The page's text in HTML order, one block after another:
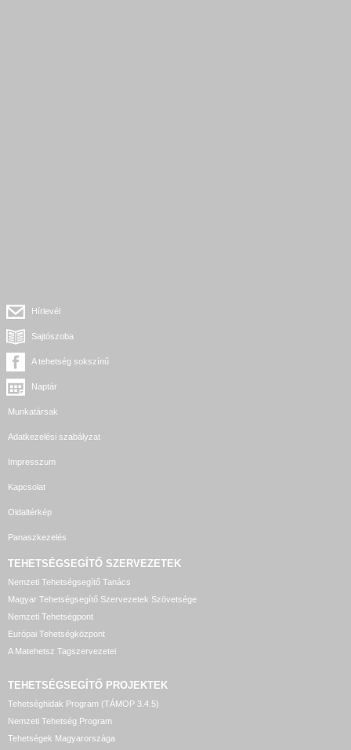
Hírlevél
Sajtószoba
A tehetség sokszínű
Naptár
Munkatársak
Adatkezelési szabályzat
Impresszum
Kapcsolat
Oldaltérkép
Panaszkezelés
TEHETSÉGSEGÍTŐ SZERVEZETEK
Nemzeti Tehetségsegítő Tanács
Magyar Tehetségsegítő Szervezetek Szövetsége
Nemzeti Tehetségpont
Európai Tehetségközpont
A Matehetsz Tagszervezetei
TEHETSÉGSEGÍTŐ PROJEKTEK
Tehetséghidak Program (TÁMOP 3.4.5)
Nemzeti Tehetség Program
Tehetségek Magyarországa